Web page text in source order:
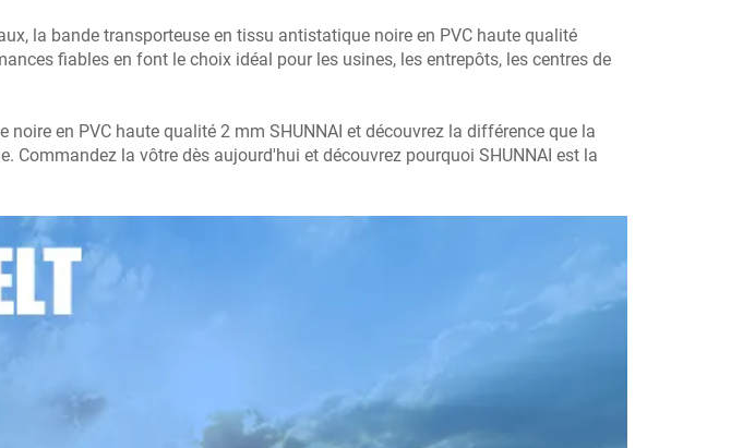
la bande transporteuse en tissu antistatique noire en PVC haute qualité
fiables en font le choix idéal pour les usines, les entrepôts, les centres de
en PVC haute qualité 2 mm SHUNNAI et découvrez la différence que la
la vôtre dès aujourd'hui et découvrez pourquoi SHUNNAI est la